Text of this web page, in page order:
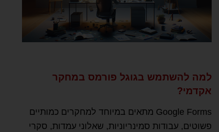
למה להשתמש בגוגל פורמס במחקר
אקדמי?
Google Forms מתאים במיוחד למחקרים כמותיים
פשוטים, עבודות סמינריוניות, שאלוני עמדות, סקרי